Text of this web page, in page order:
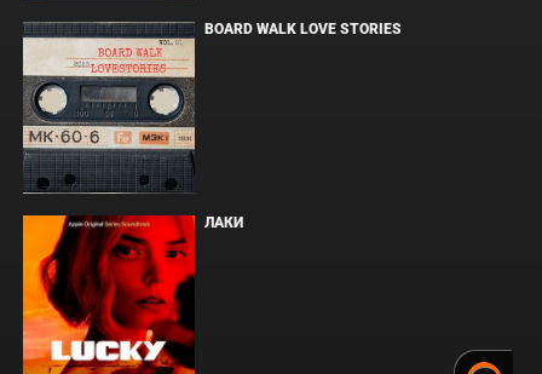
BOARD WALK LOVE STORIES
ЛАКИ